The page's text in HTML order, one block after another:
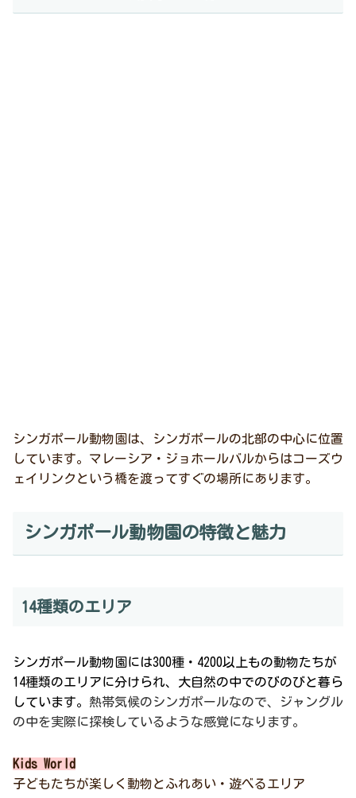
シンガポール動物園は、シンガポールの北部の中心に位置
しています。マレーシア・ジョホールバルからはコーズウ
ェイリンクという橋を渡ってすぐの場所にあります。
シンガポール動物園の特徴と魅力
14種類のエリア
シンガポール動物園には300種・4200以上もの動物たちが
14種類のエリアに分けられ、大自然の中でのびのびと暮ら
しています。 熱帯気候のシンガポールなので、ジャングル
の中を実際に探検しているような感覚になります。
Kids World
子どもたちが楽しく動物とふれあい・遊べるエリア